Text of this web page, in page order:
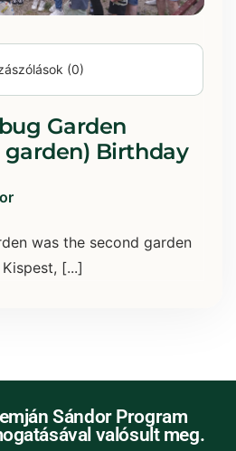
(0)
Garden
Birthday
was the second garden
[...]
Sándor Program
valósult meg.